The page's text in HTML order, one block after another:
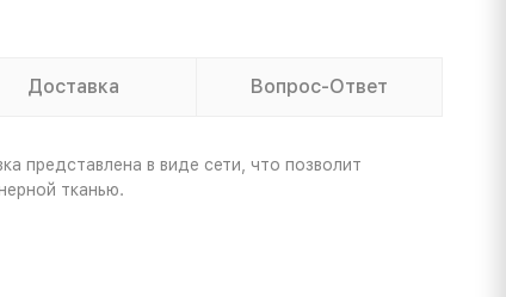
Доставка Вопрос-Ответ
представлена в виде сети, что позволит
тканью.